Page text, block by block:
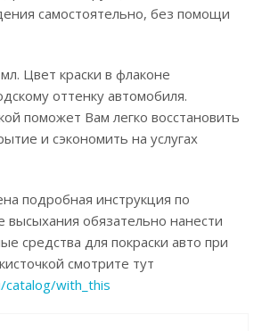
самостоятельно, без помощи
Цвет краски в флаконе
оттенку автомобиля.
поможет Вам легко восстановить
и сэкономить на услугах
подробная инструкция по
обязательно нанести
средства для покраски авто при
смотрите тут
with_this